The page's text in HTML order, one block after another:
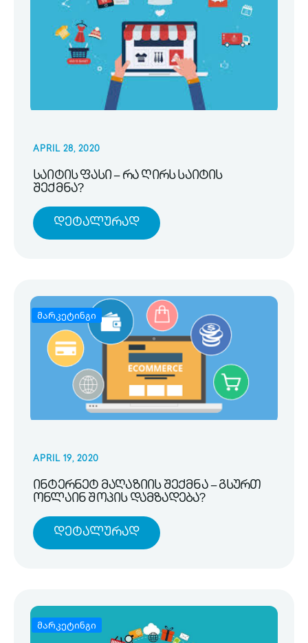
APRIL 28, 2020
საიტის ფასი – რა ღირს საიტის
შექმნა?
Დეტალურად
მარკეტინგი
APRIL 19, 2020
ინტერნეტ მაღაზიის შექმნა – გსურთ
ონლაინ შოპის დამზადება?
Დეტალურად
მარკეტინგი